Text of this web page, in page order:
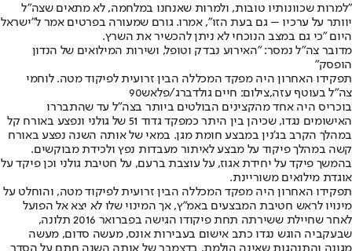
"למרות שכוונותיו טובות, ולמרות שאנחנו במלחמה, לא מתאים שצה"ל
יוותר על ערכיו – גם בעת הזו", אמרו. גורם שמעורה בפרטים אמר ל"ישראל
היום "כי גם במצב הנוכחי לא ניתן להכשיר את השרץ.
מדובר צה"ל נמסר: "האירוע נבדק וטופל, ושירות המילואים של הנדון
הופסק"
תפקידו האחרון היה מפקד המכללה הבין זרועית לפיקוד מטה. לוחמי
צה"ל בעוטף עזה,צילום: חיים גולדברג/פלאש90
בוכריס היה אחד מהקצינים הבולטים ביותר בצה"ל עד שהתבררו
האישומים נגדו, שכיהן בין היתר כמפקד גדוד 51 של גולני ונפצע באורח קל
במהלך הקרב בג'נין במבצע חומת מגן. במאי של אותה השנה נפצע באורח
קשה במהלך פיקוד על מבצע לאיתור מעבדות נפץ ולכידת מבוקשים.
בהמשך פיקד על יחידת אגוז, על עוצבת ברעם, על חטיבת גולני וכן פיקד על
אוגדת מילואים משוריינת.
תפקידו האחרון היה מפקד המכללה הבין זרועית לפיקוד מטה, והוחלט על
מינויו לראש חטיבת המבצעים באמ"ץ, אך המינוי שלו לא יצא אל הפועל
לאחר שחיילת ששירתה תחת פיקודו הגישה בפברואר 2016 תלונה,
שבעקביה הוגש נגדו כתב אישום בעבירות אונס, מעשה סדום, מעשה
מגונה והתנהגות שאינה הולמת. בדצמבר של אותה השנה חתם על הסדר